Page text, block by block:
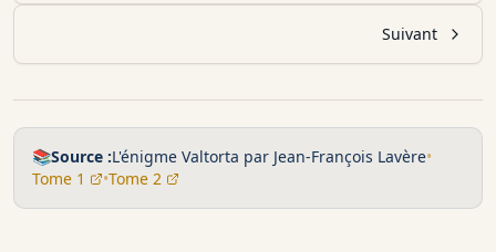
Suivant
📚Source :L'énigme Valtorta par Jean-François Lavère•
Tome 1
•Tome 2